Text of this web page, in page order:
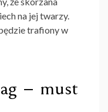
na jej twarzy.
trafiony w
– must